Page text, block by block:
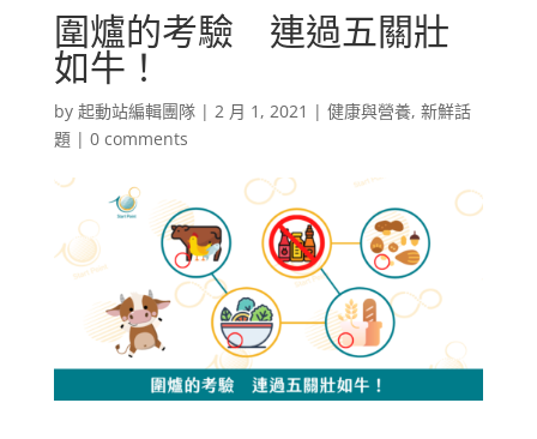
圍爐的考驗 連過五關壯
如牛！
by 起動站編輯團隊| 2 月 1, 2021 | 健康與營養, 新鮮話
題| 0 comments